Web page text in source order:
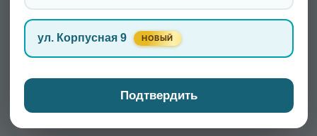
ул. Корпусная 9 НОВЫЙ
Подтвердить
отказываться от поездок — это повод обратиться за
помощью
Записаться